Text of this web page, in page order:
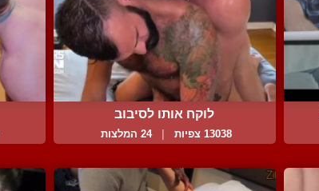
לוקח אותו לסיבוב
13038 צפיות 24 המלצות